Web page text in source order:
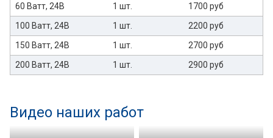
60 Ватт, 24В
1 шт.
1700 руб
100 Ватт, 24В
1 шт.
2200 руб
150 Ватт, 24В
1 шт.
2700 руб
200 Ватт, 24В
1 шт. 2900 руб
Видео наших работ